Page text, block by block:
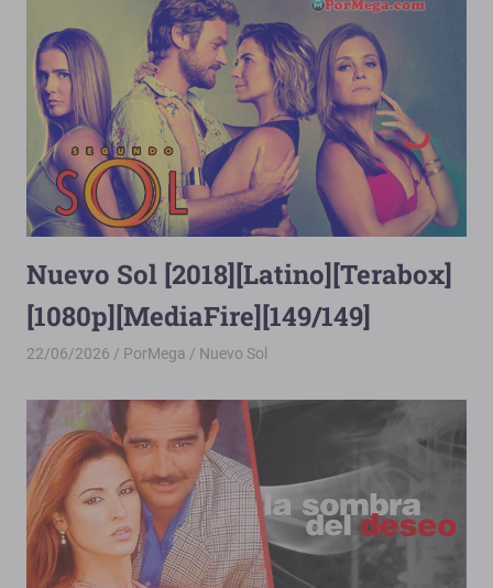
Nuevo Sol [2018][Latino][Terabox]
[1080p][MediaFire][149/149]
22/06/2026 PorMega Nuevo Sol